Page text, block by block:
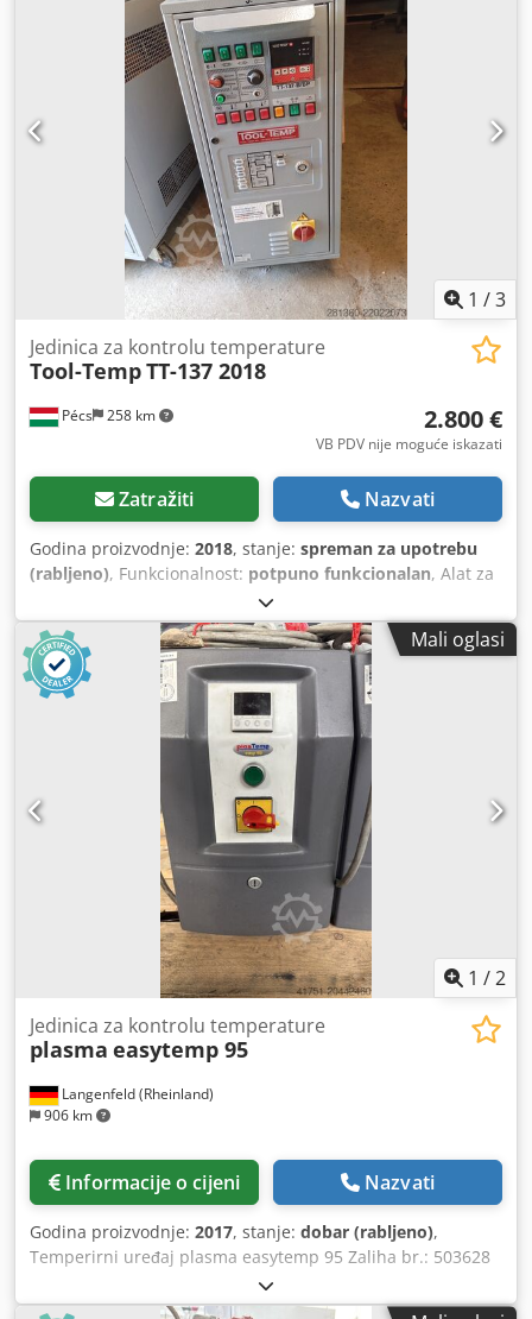
1 /3
Pécs 258 km
Jedinica za kontrolu temperature
Tool-TempTT-137 2018
2.800 €
VB PDV nije moguće iskazati
Zatražiti Nazvati
Godina proizvodnje: 2018, stanje: spreman za upotrebu
(rabljeno), Funkcionalnost: potpuno funkcionalan, Alat za
kaljenje TT-137, 2018, grijanje: 12 kW, temperatura: 140 °C.
Credpfx Aezab S Hjfqef Na zalihama: 3 komada.
Mali oglasi
1 /2
Langenfeld (Rheinland)
906 km
Jedinica za kontrolu temperature
plasma easytemp 95
Informacije o cijeni Nazvati
Godina proizvodnje: 2017, stanje: dobar (rabljeno),
Temperirni uređaj plasma easytemp 95 Zaliha br.: 503628
Vrsta stroja/uređaja: Temperirni uređaj Proizvođač: plasma
Crsdsxt Nm Repfx Afqjf Model: easytemp 95 Godina